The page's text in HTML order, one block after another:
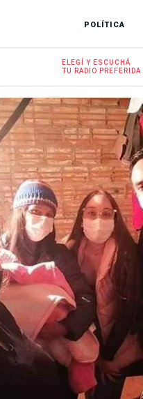
POLÍTICA
ELEGÍ Y ESCUCHÁ
TU RADIO PREFERIDA